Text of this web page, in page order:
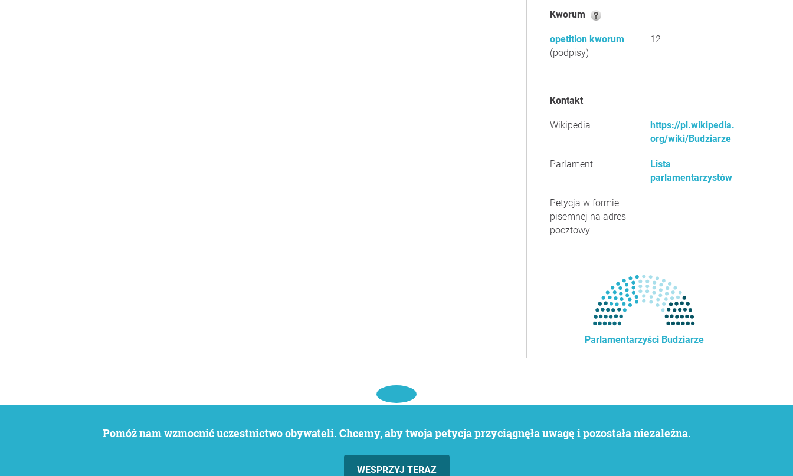
Kworum
opetition kworum
(podpisy)
12
Kontakt
Wikipedia
https://pl.wikipedia.
org/wiki/Budziarze
Parlament
Lista
parlamentarzystów
Petycja w formie
pisemnej na adres
pocztowy
Parlamentarzyści Budziarze
Pomóż nam wzmocnić uczestnictwo obywateli. Chcemy, aby twoja petycja przyciągnęła uwagę i pozostała niezależna.
WESPRZYJ TERAZ